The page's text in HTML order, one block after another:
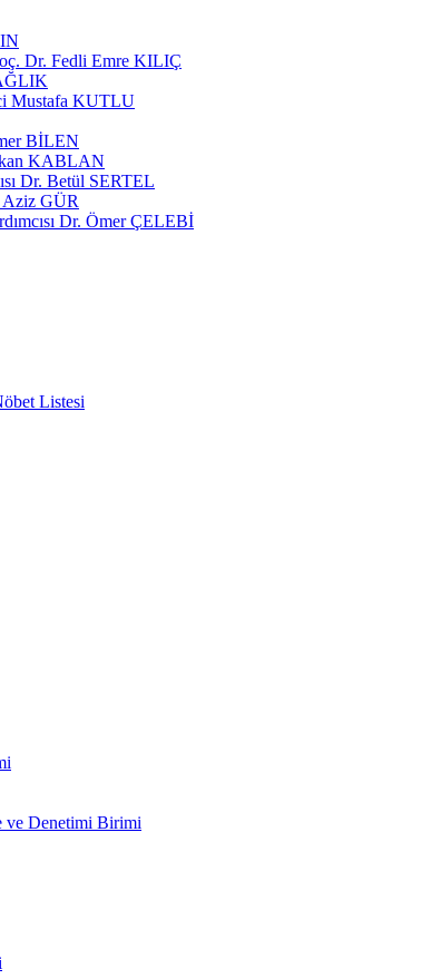
Dr. Fedli Emre KILIÇ
Mustafa KUTLU
BİLEN
KABLAN
Dr. Betül SERTEL
Aziz GÜR
Dr. Ömer ÇELEBİ
Listesi
ve Denetimi Birimi